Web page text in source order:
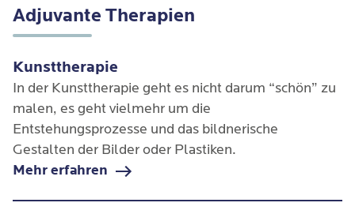
einesdiagnostischen Konzepts
Evaluation poststationärer Maßnahmen durch die
Adjuvante Therapien
Kunsttherapie
In der Kunsttherapie geht es nicht darum “schön” zu
malen, es geht vielmehr um die
Entstehungsprozesse und das bildnerische
Gestalten der Bilder oder Plastiken.
Mehr erfahren